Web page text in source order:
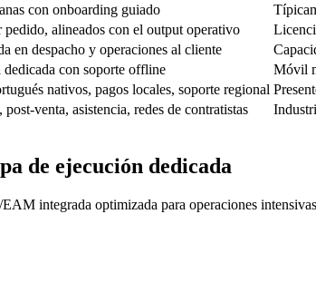
con onboarding guiado
pedido, alineados con el output operativo
en despacho y operaciones al cliente
con soporte offline
Móvil
nativos, pagos locales, soporte regional
post-venta, asistencia, redes de contratistas
de ejecución dedicada
integrada optimizada para operaciones